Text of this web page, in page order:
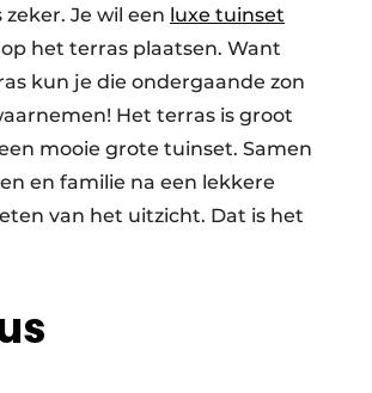
Je wil een luxe tuinset
het terras plaatsen. Want
kun je die ondergaande zon
Het terras is groot
mooie grote tuinset. Samen
en familie na een lekkere
van het uitzicht. Dat is het